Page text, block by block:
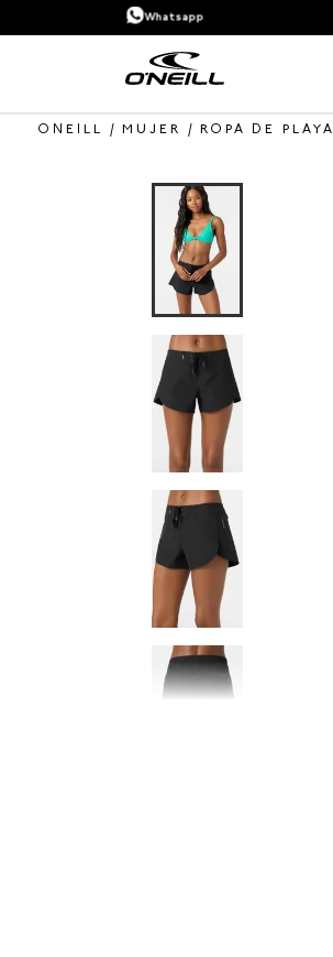
Whatsapp
MUJER ROPA DE PLAYA
TÉRMINOS MÁS BUSCADOS
PANTALONETAS HOMBRE
PANTALONETA
BERMUDAS
CAMISETAS HOMBRE
SANDALIAS HOMBRE